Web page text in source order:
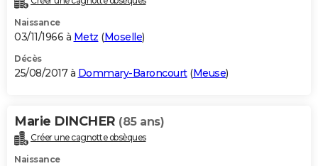
Naissance
03/11/1966 à Metz (Moselle)
Décès
25/08/2017 à Dommary-Baroncourt(Meuse)
Marie DINCHER (85 ans)
Créer une cagnotte obsèques
Naissance